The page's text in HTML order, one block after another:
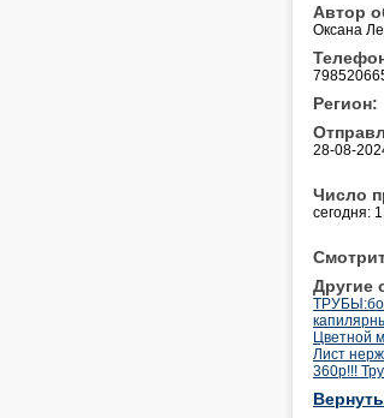
Автор
Оксана
Регион:
28-08-
Число
сегодня:
Другие
Цветной
Лист
360р!!!